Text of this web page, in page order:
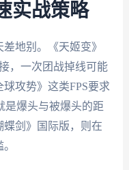
实战策略
地别。《天姬变》
，一次团战掉线可能
攻势》这类FPS要求
是爆头与被爆头的距
剑》国际版，则在